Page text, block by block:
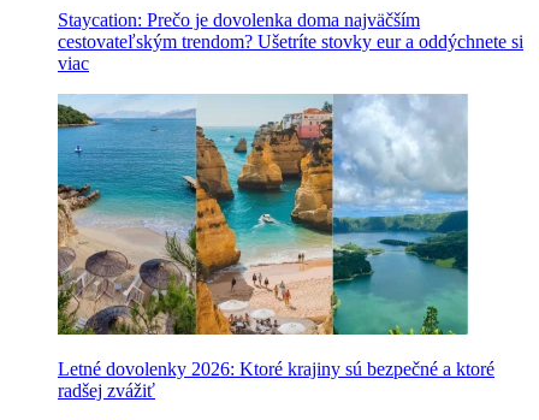
Staycation: Prečo je dovolenka doma najväčším
cestovateľským trendom? Ušetríte stovky eur a oddýchnete si
viac
Letné dovolenky 2026: Ktoré krajiny sú bezpečné a ktoré
radšej zvážiť